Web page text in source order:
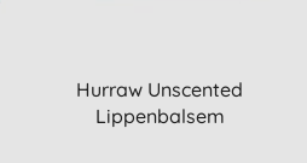
Hurraw Unscented
Lippenbalsem